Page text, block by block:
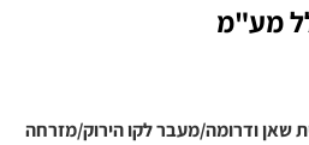
מע"מ
באיזור כביש 90 מבית שאן ודרומה/מעבר לקו הירוק/מזרחה